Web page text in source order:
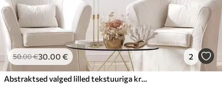
50.00€30.00 € 2
Abstraktsed valged lilled tekstuuriga kroonlehtedega neutraalsel taustal, millel on peenikesed pintslitõmbed.